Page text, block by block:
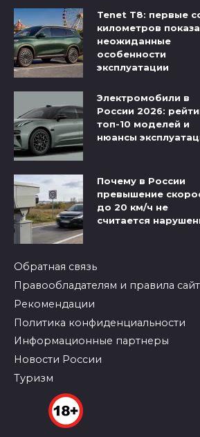
Tenet T8: первые
километров
неожиданные
особенности
эксплуатации
Электромобили в
России 2026:
топ-10 моделей и
нюансы
Почему в России
превышение
до 20 км/ч не
считается
Обратная связь
Правообладателям и правила
Рекомендации
Политика конфиденциальности
Информационные партнеры
Новости России
Туризм